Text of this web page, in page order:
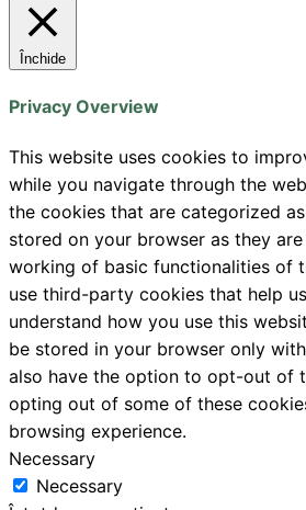
Închide
Privacy Overview
This website uses cookies to
while you navigate through the
the cookies that are categorized
stored on your browser as they
working of basic functionalities of
use third-party cookies that help
understand how you use this
be stored in your browser only
also have the option to opt-out of
opting out of some of these
browsing experience.
Necessary
Necessary